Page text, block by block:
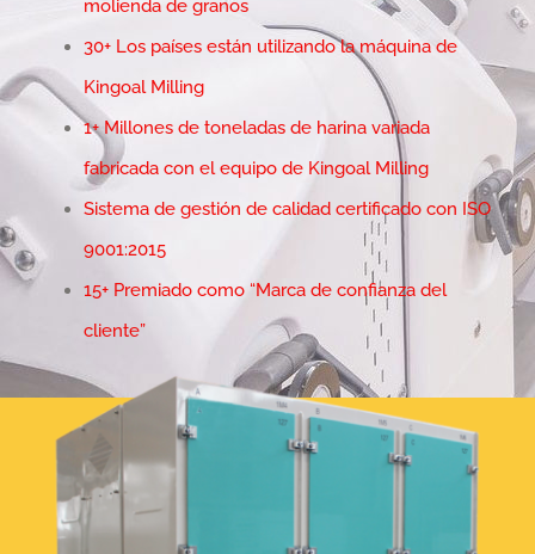
molienda de granos
30+ Los países están utilizando la máquina de
Kingoal Milling
1+ Millones de toneladas de harina variada
fabricada con el equipo de Kingoal Milling
Sistema de gestión de calidad certificado con ISO
9001:2015
15+ Premiado como “Marca de confianza del
cliente”